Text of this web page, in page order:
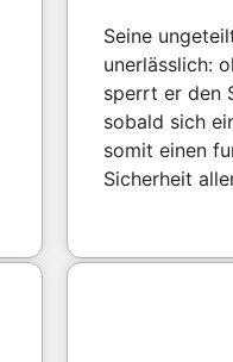
Seine
unerlässlich:
sperrt er den
sobald sich
somit einen
Sicherheit